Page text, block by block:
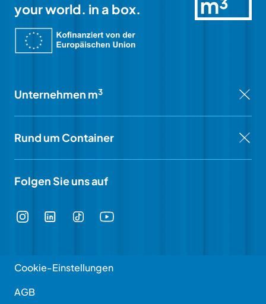
your world. in a box.
Unternehmen m3
Rund um Container
Folgen Sie uns auf
Cookie-Einstellungen
AGB